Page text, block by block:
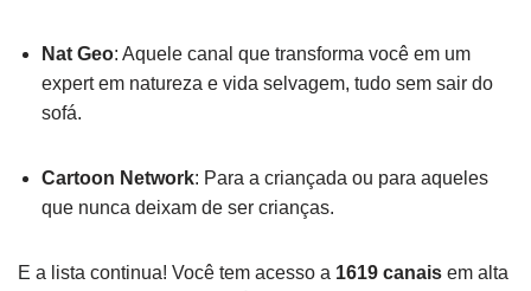
Nat Geo: Aquele canal que transforma você em um
expert em natureza e vida selvagem, tudo sem sair do
sofá.
Cartoon Network: Para a criançada ou para aqueles
que nunca deixam de ser crianças.
E a lista continua! Você tem acesso a 1619 canais em alta